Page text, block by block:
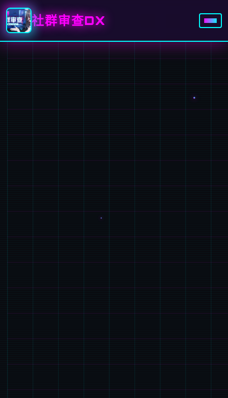
社群审查DX